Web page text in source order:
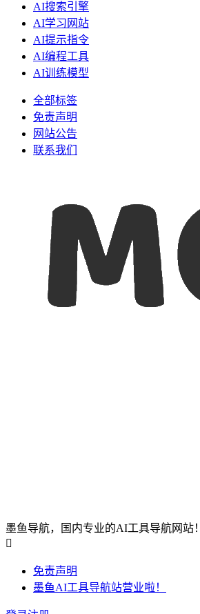
AI搜索引擎
AI学习网站
AI提示指令
AI编程工具
AI训练模型
全部标签
免责声明
网站公告
联系我们
墨鱼导航，国内专业的AI工具导航网站！

免责声明
墨鱼AI工具导航站营业啦！